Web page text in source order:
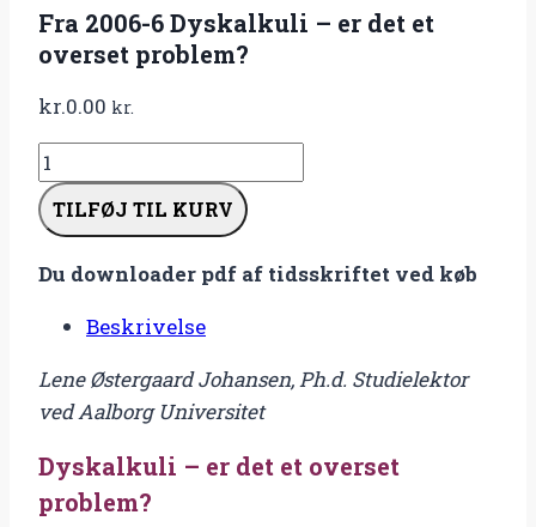
Fra 2006-6 Dyskalkuli – er det et
overset problem?
kr.0.00 kr.
Fra
2006-
6
–
et
overset
antal
TILFØJ TIL KURV
Du downloader pdf af tidsskriftet ved køb
Beskrivelse
Lene Østergaard Johansen, Ph.d. Studielektor
ved Aalborg Universitet
Dyskalkuli – er det et overset
problem?